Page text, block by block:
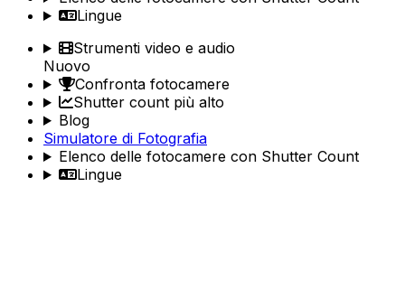
Lingue
Strumenti video e audio
Nuovo
Confronta fotocamere
Shutter count più alto
Blog
Simulatore di Fotografia
Elenco delle fotocamere con Shutter Count
Lingue